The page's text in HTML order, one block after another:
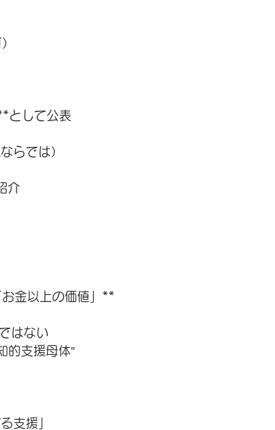
として公表
らでは）
介
金以上の価値」**
はない
的支援母体”
支援」